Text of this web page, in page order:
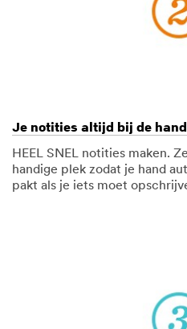
Je notities altijd bij de hand
HEEL SNEL notities maken.
handige plek zodat je hand
pakt als je iets moet